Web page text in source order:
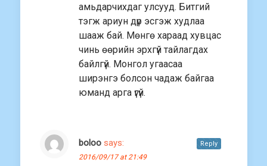
амьдарчихдаг улсууд. Битгий
тэгж ариун дүр эсгэж худлаа
шааж бай. Мөнгө хараад хувцас
чинь өөрийн эрхгүй тайлагдах
байлгүй. Монгол угаасаа
ширэнгэ болсон чадаж байгаа
юманд арга үгүй.
boloo says:
2016/09/17 at 21:49
Reply